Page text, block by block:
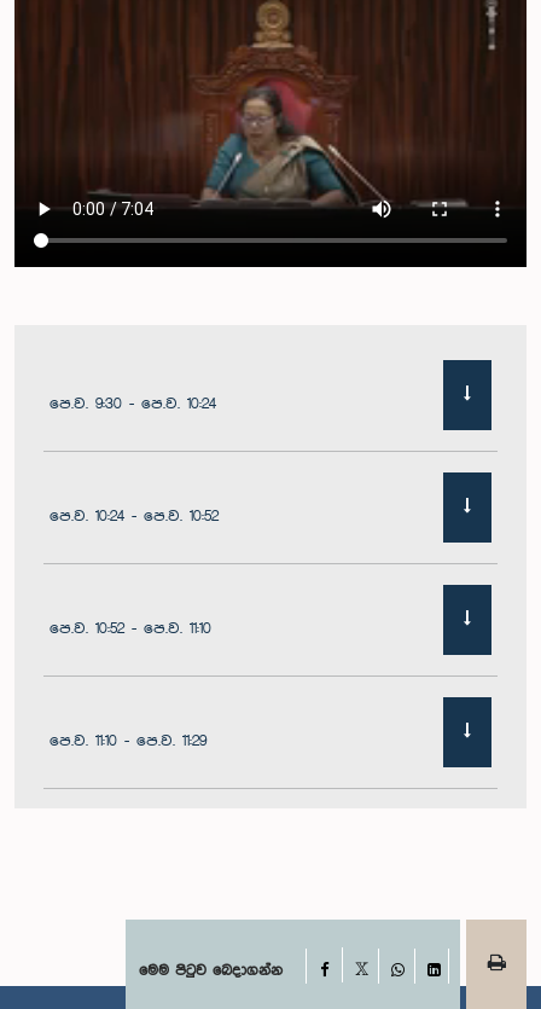
පෙ.ව. 9:30 - පෙ.ව. 10:24
පෙ.ව. 10:24 - පෙ.ව. 10:52
පෙ.ව. 10:52 - පෙ.ව. 11:10
පෙ.ව. 11:10 - පෙ.ව. 11:29
පෙ.ව. 11:41 - පෙ.ව. 11:51මෙම පිටුව බෙදාගන්න Facebook
WhatsApp
LinkedIn